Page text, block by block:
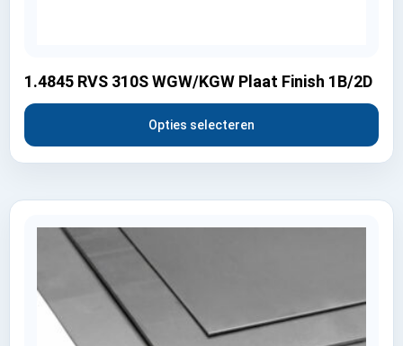
1.4845 RVS 310S WGW/KGW Plaat Finish 1B/2D
Opties selecteren